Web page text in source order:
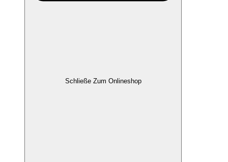
Schließe Zum Onlineshop